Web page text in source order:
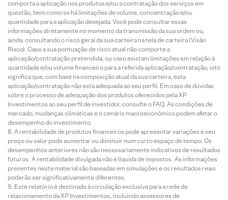
comporta a aplicação nos produtos e/ou a contratação dos serviços em
questão, bem como se há limitações de volume, concentração e/ou
quantidade para a aplicação desejada. Você pode consultar essas
informações diretamente no momento da transmissão da sua ordem ou,
ainda, consultando o risco geral da sua carteira na tela de carteira (Visão
Risco). Caso a sua pontuação de risco atual não comporte a
aplicação/contratação pretendida, ou caso existam limitações em relação à
quantidade e/ou volume financeiro para a referida aplicação/contratação, isto
significa que, com base na composição atual da sua carteira, esta
aplicação/contratação não está adequada ao seu perfil. Em caso de dúvidas
sobre o processo de adequação dos produtos oferecidos pela XP
Investimentos ao seu perfil de investidor, consulte o FAQ. As condições de
mercado, mudanças climáticas e o cenário macroeconômico podem afetar o
desempenho do investimento.
A rentabilidade de produtos financeiros pode apresentar variações e seu
preço ou valor pode aumentar ou diminuir num curto espaço de tempo. Os
desempenhos anteriores não são necessariamente indicativos de resultados
futuros. A rentabilidade divulgada não é líquida de impostos. As informações
presentes neste material são baseadas em simulações e os resultados reais
poderão ser significativamente diferentes.
Este relatório é destinado à circulação exclusiva para a rede de
relacionamento da XP Investimentos, incluindo assessores de